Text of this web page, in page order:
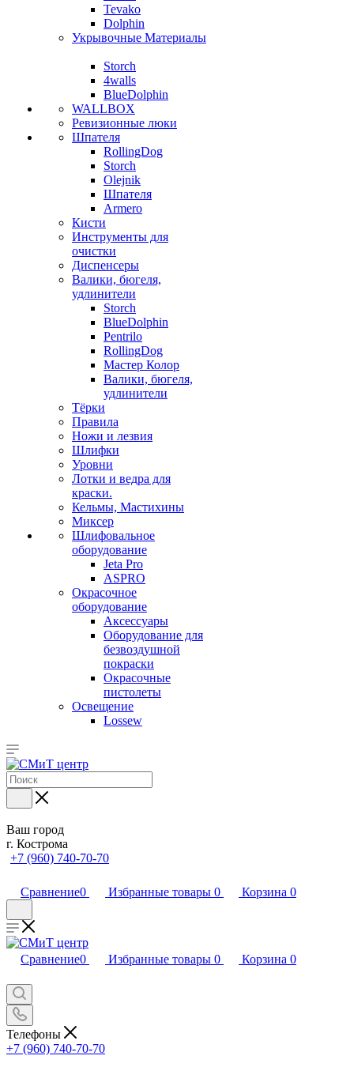
Tevako
Dolphin
Укрывочные Материалы
Storch
4walls
BlueDolphin
WALLBOX
Ревизионные люки
Шпателя
RollingDog
Storch
Olejnik
Шпателя
Armero
Кисти
Инструменты для
очистки
Диспенсеры
Валики, бюгеля,
удлинители
Storch
BlueDolphin
Pentrilo
RollingDog
Мастер Колор
Валики, бюгеля,
удлинители
Тёрки
Правила
Ножи и лезвия
Шлифки
Уровни
Лотки и ведра для
краски.
Кельмы, Мастихины
Миксер
Шлифовальное
оборудование
Jeta Pro
ASPRO
Окрасочное
оборудование
Аксессуары
Оборудование для
безвоздушной
покраски
Окрасочные
пистолеты
Освещение
Lossew
Ваш город
г. Кострома
+7 (960) 740-70-70
Сравнение0 Избранные товары 0 Корзина 0
Сравнение0 Избранные товары 0 Корзина 0
Телефоны
+7 (960) 740-70-70